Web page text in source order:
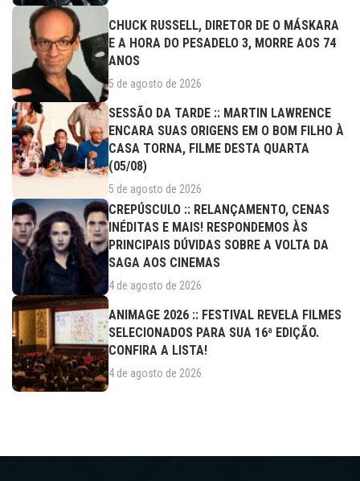
CHUCK RUSSELL, DIRETOR DE O MÁSKARA
E A HORA DO PESADELO 3, MORRE AOS 74
ANOS
5 de agosto de 2026
SESSÃO DA TARDE :: MARTIN LAWRENCE
ENCARA SUAS ORIGENS EM O BOM FILHO À
CASA TORNA, FILME DESTA QUARTA
(05/08)
5 de agosto de 2026
CREPÚSCULO :: RELANÇAMENTO, CENAS
INÉDITAS E MAIS! RESPONDEMOS ÀS
PRINCIPAIS DÚVIDAS SOBRE A VOLTA DA
SAGA AOS CINEMAS
4 de agosto de 2026
ANIMAGE 2026 :: FESTIVAL REVELA FILMES
SELECIONADOS PARA SUA 16ª EDIÇÃO.
CONFIRA A LISTA!
4 de agosto de 2026